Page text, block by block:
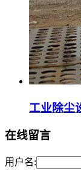
工业除尘
在线留言
用户名: